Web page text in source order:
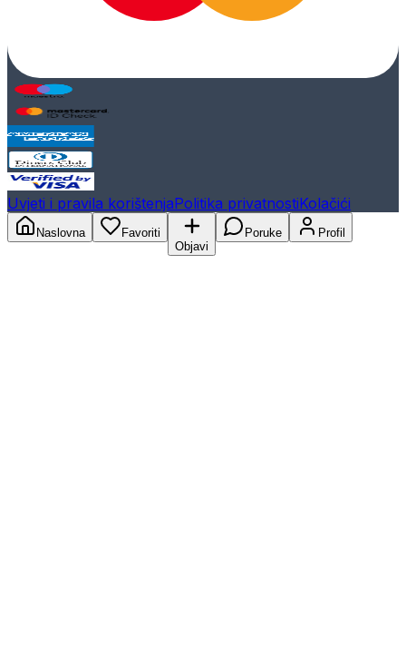
Uvjeti i pravila korištenjaPolitika privatnostiKolačići
Naslovna
Favoriti
Objavi
Poruke Profil